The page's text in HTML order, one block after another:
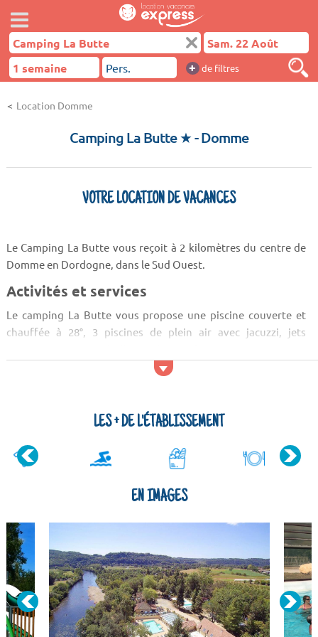
+ de filtres
Location Domme
Camping La Butte ★- Domme
VOTRE LOCATION DE VACANCES
Le Camping La Butte vous reçoit à 2 kilomètres du centre de
Domme en Dordogne, dans le Sud Ouest.
Activités et services
Le camping La Butte vous propose une piscine couverte et
chauffée à 28°, 3 piscines de plein air avec jacuzzi, jets
aquafreinés et une aire de jeux aqualudique. Profitez pour
LES + DE L'ÉTABLISSEMENT
EN IMAGES